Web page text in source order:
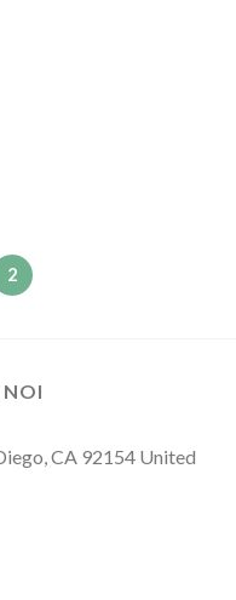
2
CA 92154 United